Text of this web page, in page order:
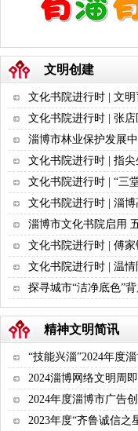
文明创建
文化书院进行时 | 文明
文化书院进行时 | 张店
淄博市林业保护发展
文化书院进行时 | 指
文化书院进行时 | “三
文化书院进行时 | 淄博
淄博市文化书院启用
文化书院进行时 | 傅
文化书院进行时 | 温
探寻城市“洁净底色”
精神文明简讯
“技能兴淄”2024年度
2024淄博网络文明周
2024年度淄博市广告
2023年度“齐鲁诚信之